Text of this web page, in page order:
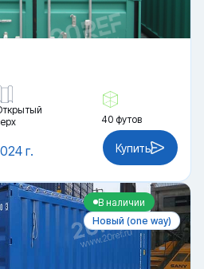
40 футов
г. Купить
В наличии
Новый (one way)